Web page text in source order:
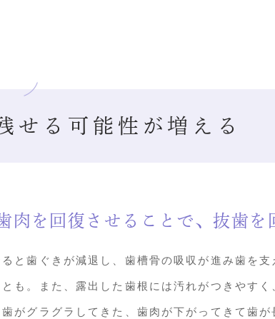
せる可能性が増える
肉を回復させることで、抜歯を
と歯ぐきが減退し、歯槽骨の吸収が進み歯を
も。また、露出した歯根には汚れがつきやす
がグラグラしてきた、歯肉が下がってきて歯